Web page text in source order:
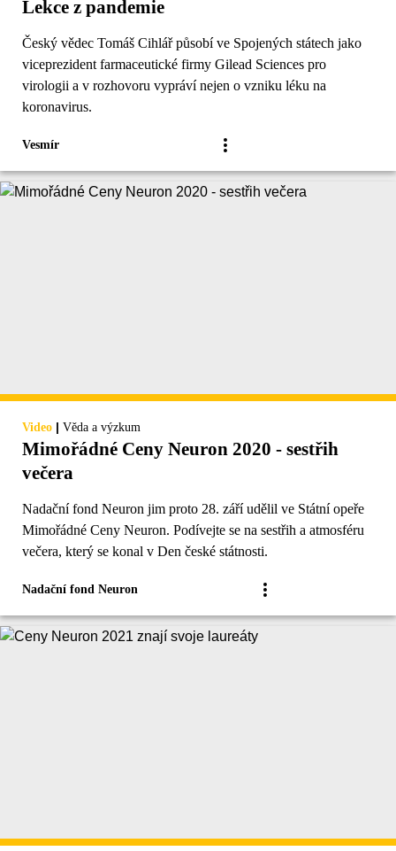
Lekce z pandemie
Český vědec Tomáš Cihlář působí ve Spojených státech jako
viceprezident farmaceutické firmy Gilead Sciences pro
virologii a v rozhovoru vypráví nejen o vzniku léku na
koronavirus.
Vesmír
Video | Věda a výzkum
Mimořádné Ceny Neuron 2020 - sestřih
večera
Nadační fond Neuron jim proto 28. září udělil ve Státní opeře
Mimořádné Ceny Neuron. Podívejte se na sestřih a atmosféru
večera, který se konal v Den české státnosti.
Nadační fond Neuron